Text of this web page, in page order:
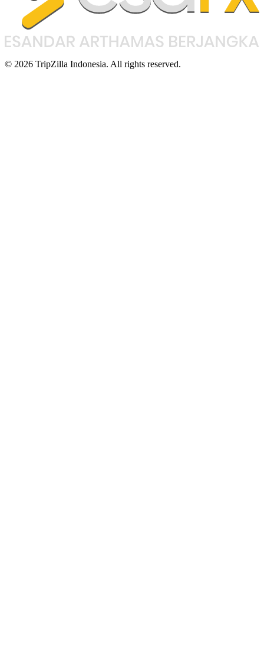
© 2026 TripZilla Indonesia. All rights reserved.